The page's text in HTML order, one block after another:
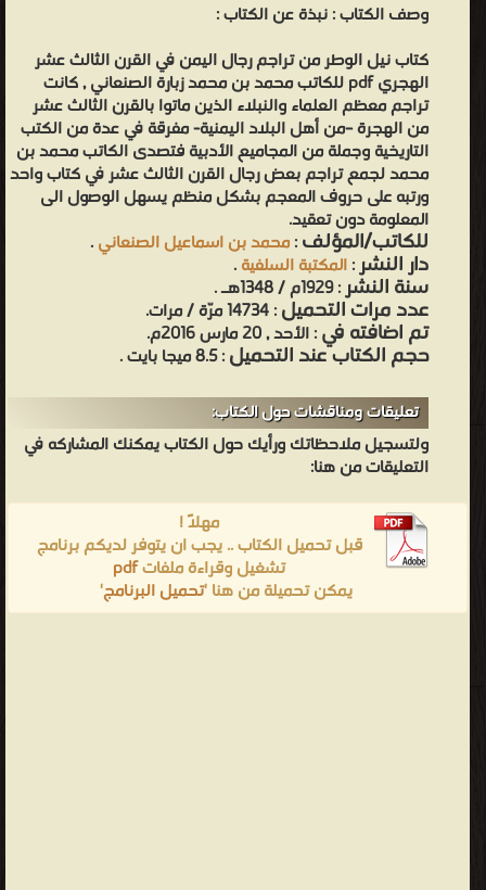
وصف الكتاب :نبذة عن الكتاب :
كتاب نيل الوطر من تراجم رجال اليمن في القرن الثالث عشر
الهجري pdf للكاتب محمد بن محمد زبارة الصنعاني , كانت
تراجم معظم العلماء والنبلاء الذين ماتوا بالقرن الثالث عشر
من الهجرة –من أهل البلاد اليمنية- مفرقة في عدة من الكتب
التاريخية وجملة من المجاميع الأدبية فتصدى الكاتب محمد بن
محمد لجمع تراجم بعض رجال القرن الثالث عشر في كتاب واحد
ورتبه على حروف المعجم بشكل منظم يسهل الوصول الى
المعلومة دون تعقيد.
للكاتب/المؤلف:محمد بن اسماعيل الصنعاني.
دار النشر:المكتبة السلفية.
سنة النشر: 1929م / 1348هـ .
عدد مرات التحميل: 14734 مرّة / مرات.
تم اضافته في: الأحد , 20 مارس 2016م.
حجم الكتاب عند التحميل: 8.5 ميجا بايت .
تعليقات ومناقشات حول الكتاب:
ولتسجيل ملاحظاتك ورأيك حول الكتاب يمكنك المشاركه في
التعليقات من هنا:
مهلاً !
قبل تحميل الكتاب .. يجب ان يتوفر لديكم برنامج
تشغيل وقراءة ملفاتpdf
يمكن تحميلة من هنا 'تحميل البرنامج'